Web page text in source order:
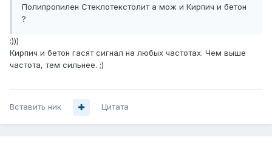
Полипропилен Стеклотекстолит а мож и Кирпич и бетон
?
:)))
Кирпич и бетон гасят сигнал на любых частотах. Чем выше
частота, тем сильнее. ;)
Вставить ник Цитата